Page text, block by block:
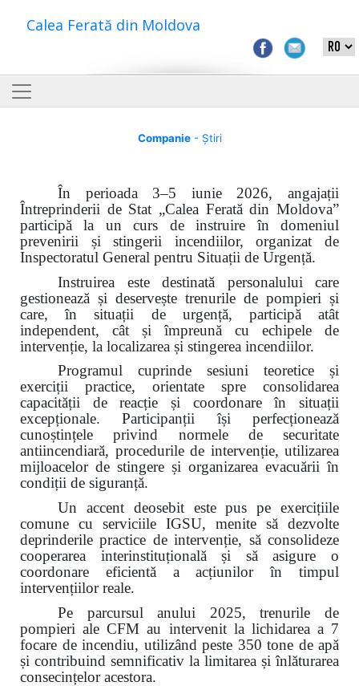
Calea Ferată din Moldova
Companie- Știri
În perioada 3–5 iunie 2026, angajații
Întreprinderii de Stat „Calea Ferată din Moldova”
participă la un curs de instruire în domeniul
prevenirii și stingerii incendiilor, organizat de
Inspectoratul General pentru Situații de Urgență.
Instruirea este destinată personalului care
gestionează și deservește trenurile de pompieri și
care, în situații de urgență, participă atât
independent, cât și împreună cu echipele de
intervenție, la localizarea și stingerea incendiilor.
Programul cuprinde sesiuni teoretice și
exerciții practice, orientate spre consolidarea
capacității de reacție și coordonare în situații
excepționale. Participanții își perfecționează
cunoștințele privind normele de securitate
antiincendiară, procedurile de intervenție, utilizarea
mijloacelor de stingere și organizarea evacuării în
condiții de siguranță.
Un accent deosebit este pus pe exercițiile
comune cu serviciile IGSU, menite să dezvolte
deprinderile practice de intervenție, să consolideze
cooperarea interinstituțională și să asigure o
coordonare eficientă a acțiunilor în timpul
intervențiilor reale.
Pe parcursul anului 2025, trenurile de
pompieri ale CFM au intervenit la lichidarea a 7
focare de incendiu, utilizând peste 350 tone de apă
și contribuind semnificativ la limitarea și înlăturarea
consecințelor acestora.